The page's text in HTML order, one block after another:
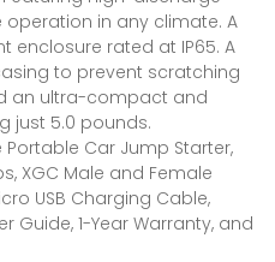
in any climate. A
enclosure rated at IP65. A
to prevent scratching
an ultra-compact and
just 5.0 pounds.
Portable Car Jump Starter,
XGC Male and Female
USB Charging Cable,
Guide, 1-Year Warranty, and